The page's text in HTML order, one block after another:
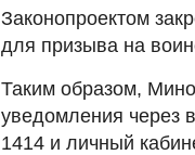
Законопроектом
для призыва на
Таким образом,
уведомления через
1414 и личный